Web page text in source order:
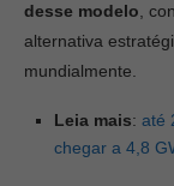
desse modelo ,
alternativa
mundialmente.
Leia mais: até
chegar a 4,8